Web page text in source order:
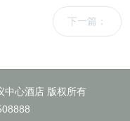
下一篇：
心酒店 版权所有